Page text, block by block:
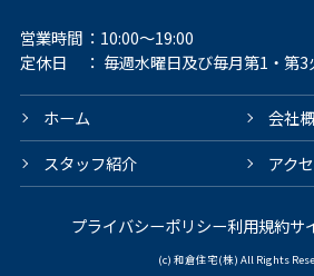
営業時間 ：10:00～19:00
定休日
： 毎週水曜日及び毎月第1・第3
ホーム
会社
スタッフ紹介
アク
プライバシーポリシー利用規約サ
(c) 和倉住宅(株) All Rights